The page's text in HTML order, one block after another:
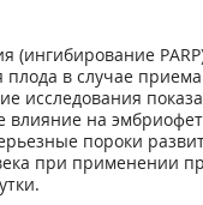
(ингибирование
в случае
исследования
влияние на
пороки
при применении